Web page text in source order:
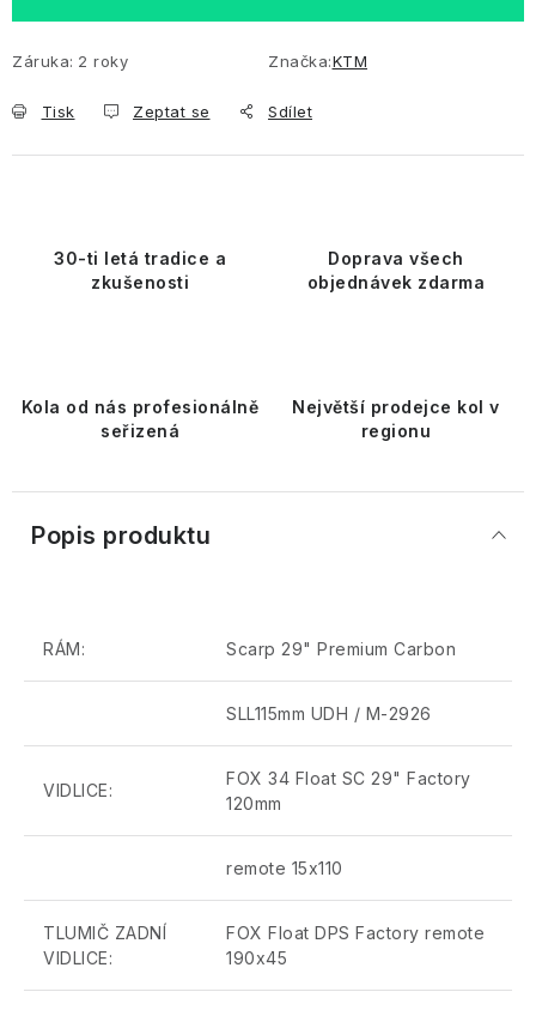
Záruka: 2 roky Značka:KTM
Tisk Zeptat se Sdílet
30-ti letá tradice a
zkušenosti
Doprava všech
objednávek zdarma
Kola od nás profesionálně
seřizená
Největší prodejce kol v
regionu
Popis produktu
RÁM: Scarp 29" Premium Carbon
SLL115mm UDH / M-2926
VIDLICE:
FOX 34 Float SC 29" Factory
120mm
remote 15x110
TLUMIČ ZADNÍ
VIDLICE:
FOX Float DPS Factory remote
190x45